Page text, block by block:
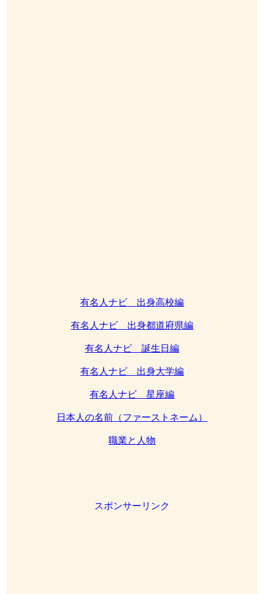
有名人ナビ 出身高校編
有名人ナビ 出身都道府県編
有名人ナビ 誕生日編
有名人ナビ 出身大学編
有名人ナビ 星座編
日本人の名前（ファーストネーム）
職業と人物
スポンサーリンク